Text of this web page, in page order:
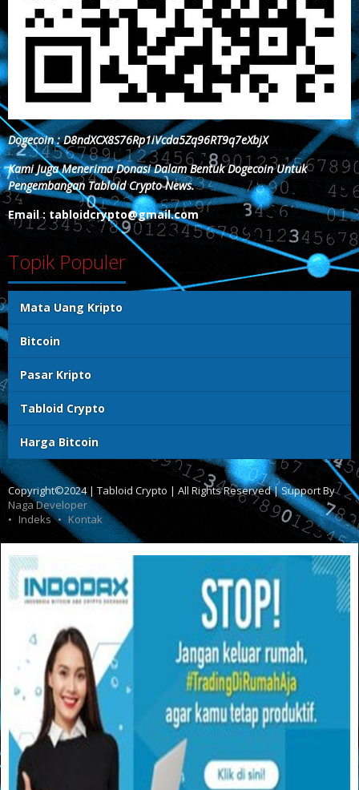
Dogecoin : D8ndXCX8S76Rp1iVcda5Zq96RT9q7eXbjX
Kami Juga Menerima Donasi Dalam Bentuk Dogecoin Untuk
Pengembangan Tabloid Crypto News.
Email : tabloidcrypto@gmail.com
Topik Populer
Mata Uang Kripto
Bitcoin
Pasar Kripto
Tabloid Crypto
Harga Bitcoin
Copyright©2024 | Tabloid Crypto | All Rights Reserved | Support By
Naga Developer
Indeks
Kontak